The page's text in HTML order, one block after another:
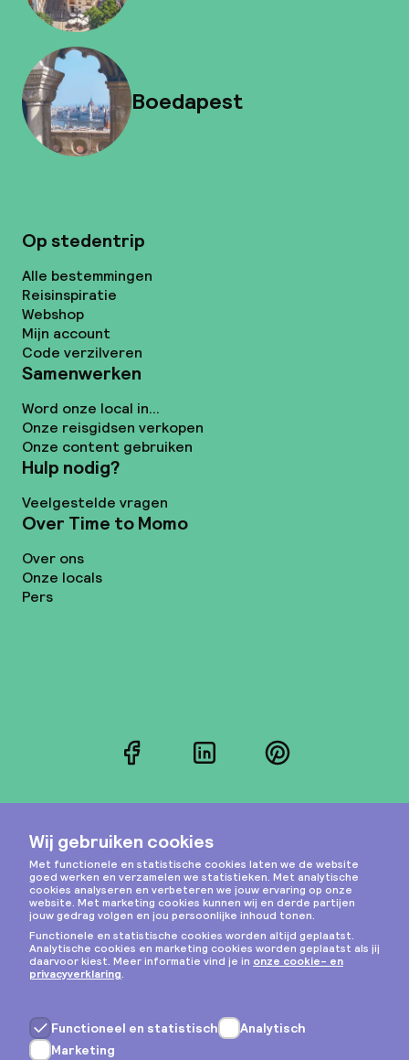
Boedapest
Op stedentrip
Alle bestemmingen
Reisinspiratie
Webshop
Mijn account
Code verzilveren
Samenwerken
Word onze local in...
Onze reisgidsen verkopen
Onze content gebruiken
Hulp nodig?
Veelgestelde vragen
Over Time to Momo
Over ons
Onze locals
Pers
FacebookLinkedInPinterest
Instagram
Privacy & cookies
Algemene voorwaarden